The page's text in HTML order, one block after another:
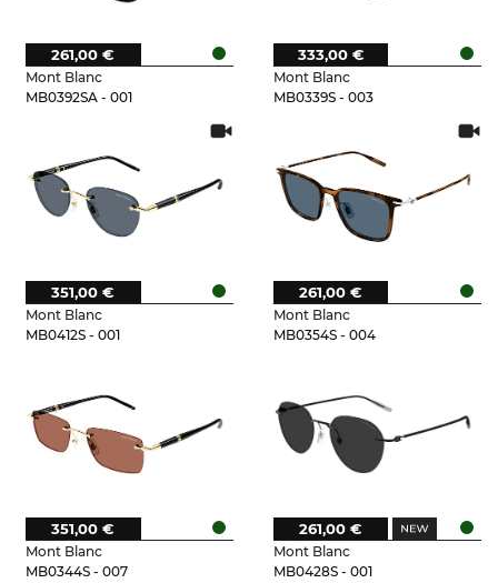
Mont Blanc
MB0392SA - 001
261,00 €
Mont Blanc
MB0339S - 003
333,00 €
Mont Blanc
MB0412S - 001
351,00 €
Mont Blanc
MB0354S - 004
261,00 €
Mont Blanc
MB0344S - 007
351,00 €
Mont Blanc
MB0428S - 001
261,00 €